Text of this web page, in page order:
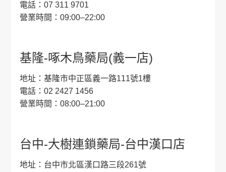
電話：07 311 9701
營業時間：09:00–22:00
基隆-啄木鳥藥局(義一店)
地址：基隆市中正區義一路111號1樓
電話：02 2427 1456
營業時間：08:00–21:00
台中-大樹連鎖藥局-台中漢口店
地址：台中市北區漢口路三段261號